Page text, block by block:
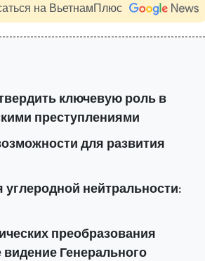
на ВьетнамПлюс
ключевую роль в
преступлениями
для развития
нейтральности:
преобразования
видение Генерального